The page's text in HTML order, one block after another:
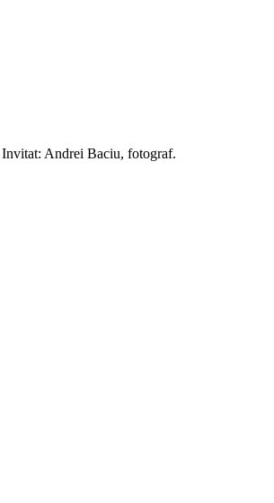
Andrei Baciu, fotograf.